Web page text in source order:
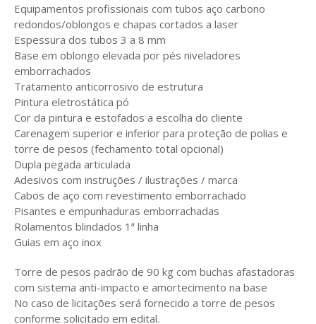
Equipamentos profissionais com tubos aço carbono
redondos/oblongos e chapas cortados a laser
Espessura dos tubos 3 a 8 mm
Base em oblongo elevada por pés niveladores
emborrachados
Tratamento anticorrosivo de estrutura
Pintura eletrostática pó
Cor da pintura e estofados a escolha do cliente
Carenagem superior e inferior para proteção de polias e
torre de pesos (fechamento total opcional)
Dupla pegada articulada
Adesivos com instruções / ilustrações / marca
Cabos de aço com revestimento emborrachado
Pisantes e empunhaduras emborrachadas
Rolamentos blindados 1ª linha
Guias em aço inox
Torre de pesos padrão de 90 kg com buchas afastadoras
com sistema anti-impacto e amortecimento na base
No caso de licitações será fornecido a torre de pesos
conforme solicitado em edital.